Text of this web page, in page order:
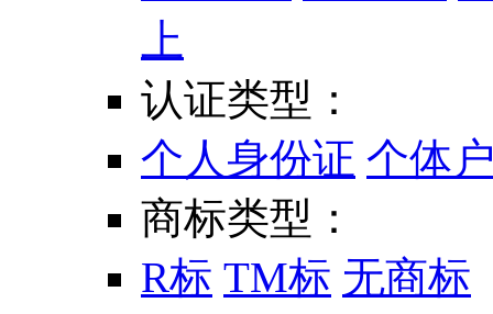
上
认证类型：
个人身份证 个体
商标类型：
R标 TM标 无商标